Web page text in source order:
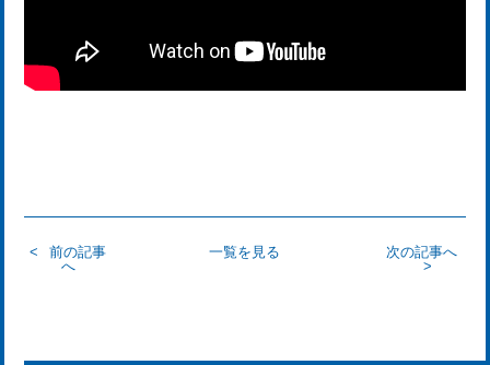
前の記事
へ
一覧を見る 次の記事へ